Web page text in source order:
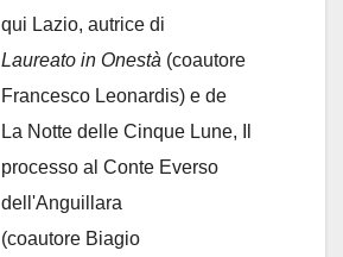
qui Lazio, autrice di
Laureato in Onestà (coautore
Francesco Leonardis) e de
La Notte delle Cinque Lune, Il
processo al Conte Everso
dell'Anguillara
(coautore Biagio